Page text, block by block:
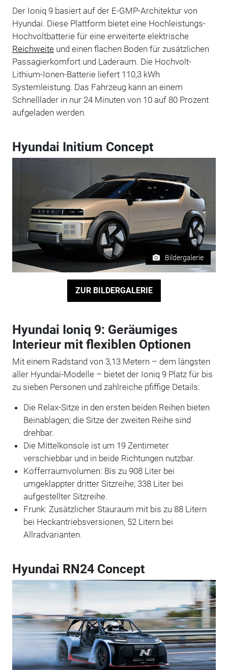
Der Ioniq 9 basiert auf der E-GMP-Architektur von
Hyundai. Diese Plattform bietet eine Hochleistungs-
Hochvoltbatterie für eine erweiterte elektrische
Reichweiteund einen flachen Boden für zusätzlichen
Passagierkomfort und Laderaum. Die Hochvolt-
Lithium-Ionen-Batterie liefert 110,3 kWh
Systemleistung. Das Fahrzeug kann an einem
Schnelllader in nur 24 Minuten von 10 auf 80 Prozent
aufgeladen werden.
Hyundai Initium Concept
Bildergalerie
ZUR BILDERGALERIE
Hyundai Ioniq 9: Geräumiges
Interieur mit flexiblen Optionen
Mit einem Radstand von 3,13 Metern – dem längsten
aller Hyundai-Modelle – bietet der Ioniq 9 Platz für bis
zu sieben Personen und zahlreiche pfiffige Details:
Die Relax-Sitze in den ersten beiden Reihen bieten
Beinablagen; die Sitze der zweiten Reihe sind
drehbar.
Die Mittelkonsole ist um 19 Zentimeter
verschiebbar und in beide Richtungen nutzbar.
Kofferraumvolumen: Bis zu 908 Liter bei
umgeklappter dritter Sitzreihe; 338 Liter bei
aufgestellter Sitzreihe.
Frunk: Zusätzlicher Stauraum mit bis zu 88 Litern
bei Heckantriebsversionen, 52 Litern bei
Allradvarianten.
Hyundai RN24 Concept